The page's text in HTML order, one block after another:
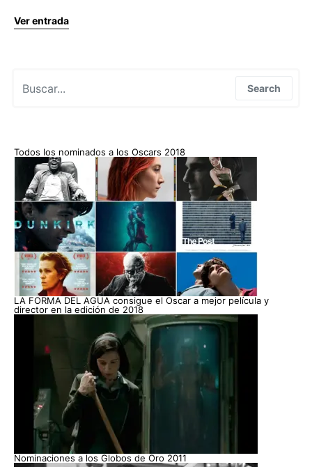
Ver entrada
Search
Todos los nominados a los Oscars 2018
LA FORMA DEL AGUA consigue el Oscar a mejor película y
director en la edición de 2018
Nominaciones a los Globos de Oro 2011